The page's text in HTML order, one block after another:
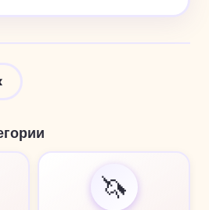
🦄